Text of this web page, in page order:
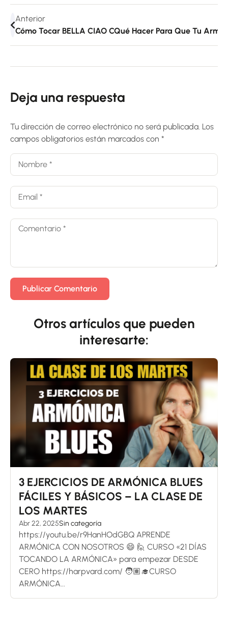
Anterior
Cómo Tocar BELLA CIAO Con Armónica | La Casa De
Qué Hacer Para Que Tu
Deja una respuesta
Tu dirección de correo electrónico no será publicada. Los
campos obligatorios están marcados con *
Otros artículos que pueden
interesarte:
3 EJERCICIOS DE ARMÓNICA BLUES
FÁCILES Y BÁSICOS – LA CLASE DE
LOS MARTES
Abr 22, 2025Sin categoría
https://youtu.be/r9HanHOdGBQ APRENDE
ARMÓNICA CON NOSOTROS 😄 🙋 CURSO «21 DÍAS
TOCANDO LA ARMÓNICA» para empezar DESDE
CERO https://harpvard.com/ 🧑🏽‍🎓CURSO
ARMÓNICA...